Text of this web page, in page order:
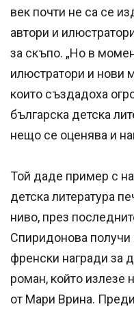
век почти не са се
автори и
за скъпо. „Но в
илюстратори и нови
които създадоха
българска детска
нещо се оценява и
Той даде пример с
детска литература
ниво, през
Спиридонова получи
френски награди за
роман, който излезе
от Мари Врина.